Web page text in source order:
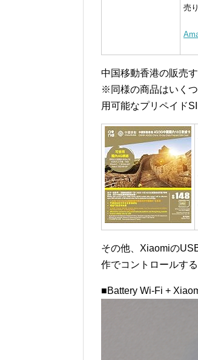
売
中国移動香港の販売
※同様の商品はいく
用可能なプリペイド
その他、Xiaomiの
作でコントロールす
■Battery Wi-Fi +